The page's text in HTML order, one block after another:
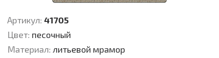
Артикул: 41705
Цвет: песочный
Материал: литьевой мрамор